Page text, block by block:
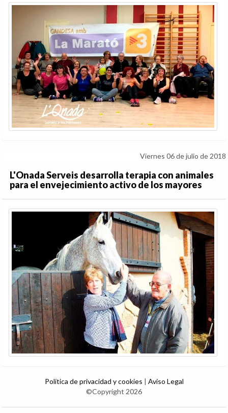
Viernes 06 de julio de 2018
L'Onada Serveis desarrolla terapia con animales
para el envejecimiento activo de los mayores
Política de privacidad y cookies | Aviso Legal
©Copyright 2026